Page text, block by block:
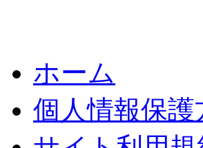
ホーム
個人情報保護